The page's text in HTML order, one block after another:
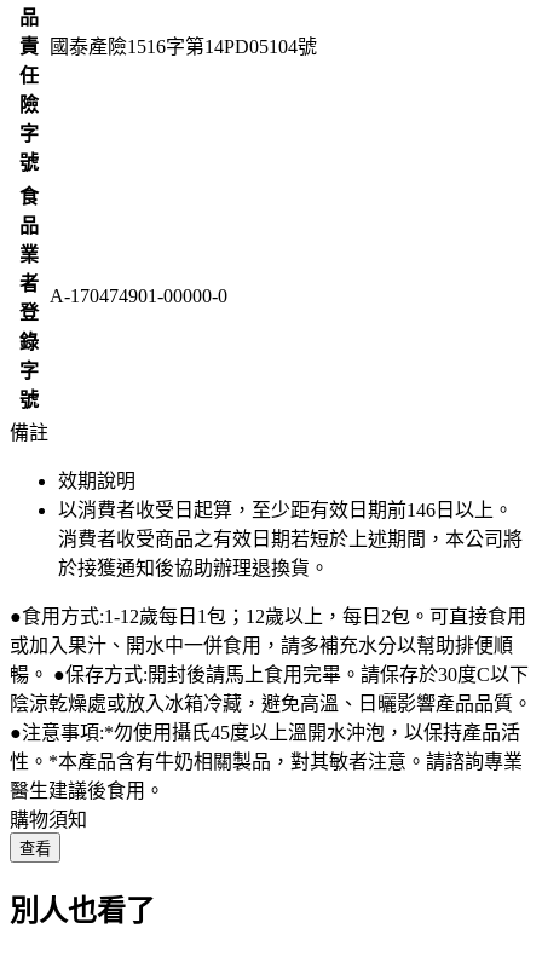
品
責
任
險
字
號
國泰產險1516字第14PD05104號
食
品
業
者
登
錄
字
號
A-170474901-00000-0
備註
效期說明
以消費者收受日起算，至少距有效日期前146 日以上。
消費者收受商品之有效日期若短於上述期間，本公司將
於接獲通知後協助辦理退換貨。
●食用方式:1-12歲每日1包；12歲以上，每日2包。可直接食用
或加入果汁、開水中一併食用，請多補充水分以幫助排便順
暢。 ●保存方式:開封後請馬上食用完畢。請保存於30度C以下
陰涼乾燥處或放入冰箱冷藏，避免高溫、日曬影響產品品質。
●注意事項:*勿使用攝氏45度以上溫開水沖泡，以保持產品活
性。*本產品含有牛奶相關製品，對其敏者注意。請諮詢專業
醫生建議後食用。
購物須知
查看
別人也看了